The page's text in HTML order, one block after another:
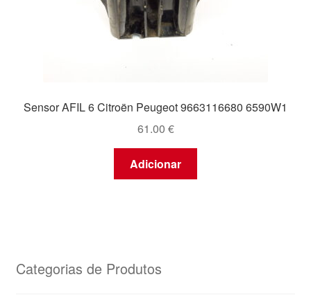
Sensor AFIL 6 Citroën Peugeot 9663116680 6590W1
61.00 €
Adicionar
Categorias de Produtos